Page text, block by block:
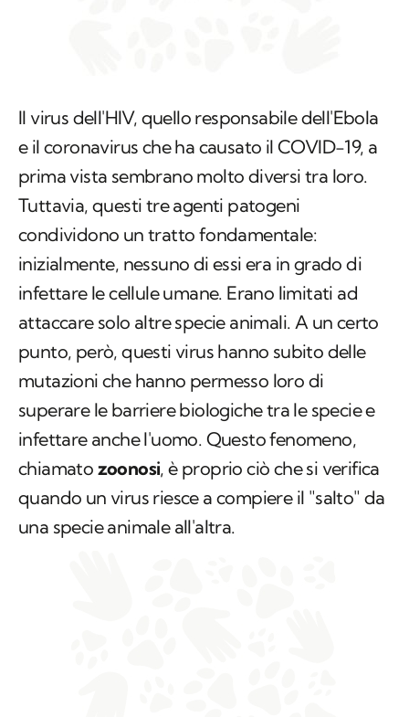
Il virus dell'HIV, quello responsabile dell'Ebola
e il coronavirus che ha causato il COVID-19, a
prima vista sembrano molto diversi tra loro.
Tuttavia, questi tre agenti patogeni
condividono un tratto fondamentale:
inizialmente, nessuno di essi era in grado di
infettare le cellule umane. Erano limitati ad
attaccare solo altre specie animali. A un certo
punto, però, questi virus hanno subito delle
mutazioni che hanno permesso loro di
superare le barriere biologiche tra le specie e
infettare anche l'uomo. Questo fenomeno,
chiamato zoonosi, è proprio ciò che si verifica
quando un virus riesce a compiere il "salto" da
una specie animale all'altra.